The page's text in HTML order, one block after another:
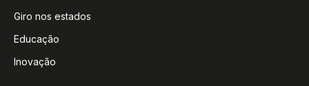
Giro nos estados
Educação
Inovação